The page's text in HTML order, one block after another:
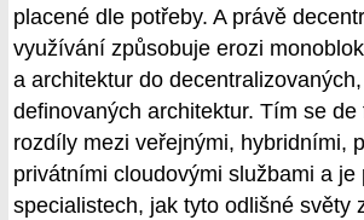
placené dle potřeby. A právě
využívání způsobuje erozi
a architektur do
definovaných architektur. Tím se
rozdíly mezi veřejnými, hybridními,
privátními cloudovými službami a je
specialistech, jak tyto odlišné světy